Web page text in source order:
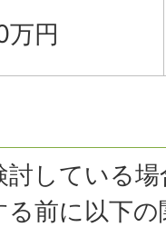
万円
している
前に以下